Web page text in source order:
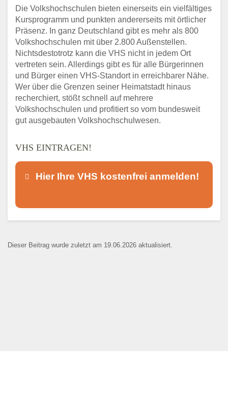
Die Volkshochschulen bieten einerseits ein vielfältiges
Kursprogramm und punkten andererseits mit örtlicher
Präsenz. In ganz Deutschland gibt es mehr als 800
Volkshochschulen mit über 2.800 Außenstellen.
Nichtsdestotrotz kann die VHS nicht in jedem Ort
vertreten sein. Allerdings gibt es für alle Bürgerinnen
und Bürger einen VHS-Standort in erreichbarer Nähe.
Wer über die Grenzen seiner Heimatstadt hinaus
recherchiert, stößt schnell auf mehrere
Volkshochschulen und profitiert so vom bundesweit
gut ausgebauten Volkshochschulwesen.
VHS EINTRAGEN!
Hier Ihre VHS kostenfrei anmelden!
Kontaktaufnahme und ist nicht
Dieser Beitrag wurde zuletzt am 19.06.2026 aktualisiert.